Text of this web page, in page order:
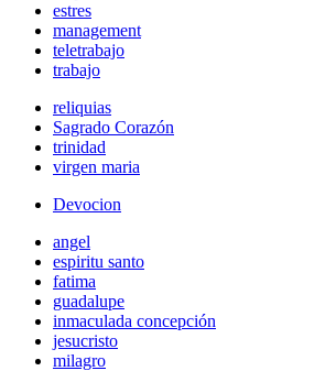
estres
management
teletrabajo
trabajo
reliquias
Sagrado Corazón
trinidad
virgen maria
Devocion
angel
espiritu santo
fatima
guadalupe
inmaculada concepción
jesucristo
milagro